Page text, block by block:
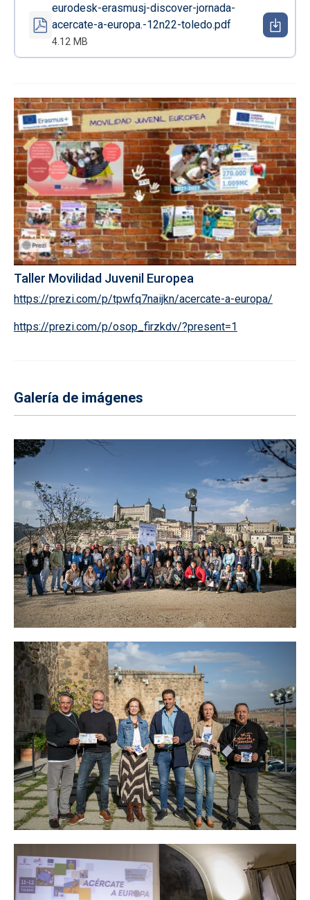
eurodesk-erasmusj-discover-jornada-
acercate-a-europa.-12n22-toledo.pdf
4.12 MB
Taller Movilidad Juvenil Europea
https://prezi.com/p/tpwfq7naijkn/acercate-a-europa/
https://prezi.com/p/osop_firzkdv/?present=1
Galería de imágenes